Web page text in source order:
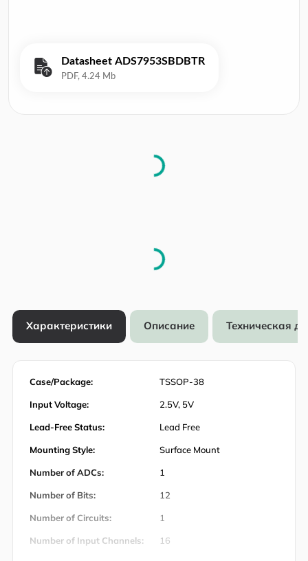
Datasheet ADS7953SBDBTR
Характеристики Описание Техническая
Case/Package: TSSOP-38
Input Voltage: 2.5V, 5V
Lead-Free Status: Lead Free
Mounting Style: Surface Mount
Number of ADCs: 1
Number of Bits: 12
Number of Circuits: 1
Number of Input Channels: 16